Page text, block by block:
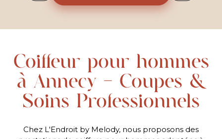
Coiffeur pour hommes
à Annecy - Coupes &
Soins Professionnels
Chez L'Endroit by Melody, nous proposons des